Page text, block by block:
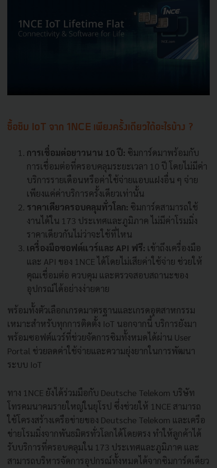
ซื้อซิม IoT จาก 1NCE เพียงครั้งเดียวได้อะไรบ้าง ?
การเชื่อมต่อยาวนาน 10 ปี: ซิมการ์ดมาพร้อมกับ
การเชื่อมต่อที่ครอบคลุมระยะเวลา 10 ปี โดยไม่มีค่า
บริการรายเดือนหรือค่าใช้จ่ายแอบแฝงอื่น ๆ จ่าย
เพียงแค่ค่าบริการครั้งเดียวเท่านั้น
ราคาเดียวครอบคลุมทั่วโลก: ซิมการ์ดสามารถใช้
งานได้ใน 173 ประเทศและภูมิภาค ไม่มีค่าโรมมิ่ง
ราคาเดียวกันไม่ว่าจะใช้ที่ไหน
เครื่องมือซอฟต์แวร์และ API ฟรี: เข้าถึงเครื่องมือ
และ API ของ 1NCE ได้โดยไม่เสียค่าใช้จ่าย ช่วยให้
คุณเชื่อมต่อ ควบคุม และตรวจสอบสถานะของ
อุปกรณ์ได้อย่างง่ายดาย
พร้อมทั้งตัวเลือกเกรดมาตรฐานและเกรดอุตสาหกรรม
เหมาะสำหรับทุกการติดตั้ง IoT นอกจากนี้ บริการยังมา
พร้อมซอฟต์แวร์ที่ช่วยจัดการซิมทั้งหมดได้ผ่าน User
Portal ช่วยลดค่าใช้จ่ายและความยุ่งยากในการพัฒนา
ระบบ IoT
ทาง 1NCE ยังได้ร่วมมือกับ Deutsche Telekom บริษัท
โทรคมนาคมรายใหญ่ในยุโรป ซึ่งช่วยให้ 1NCE สามารถ
ใช้โครงสร้างเครือข่ายของ Deutsche Telekom และเครือ
ข่ายโรมมิ่งจากพันธมิตรทั่วโลกได้โดยตรง ทำให้ลูกค้าได้
รับบริการที่ครอบคลุมใน 173 ประเทศและภูมิภาค และ
สามารถบริหารจัดการอุปกรณ์ทั้งหมดได้จากซิมการ์ดเดียว